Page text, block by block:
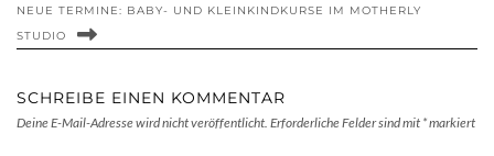
NEUE TERMINE: BABY- UND KLEINKINDKURSE IM MOTHERLY
STUDIO
SCHREIBE EINEN KOMMENTAR
Deine E-Mail-Adresse wird nicht veröffentlicht. Erforderliche Felder sind mit *markiert